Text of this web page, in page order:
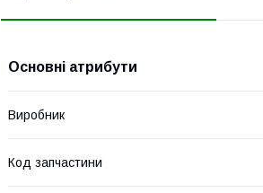
Основні атрибути
Виробник
Код запчастини